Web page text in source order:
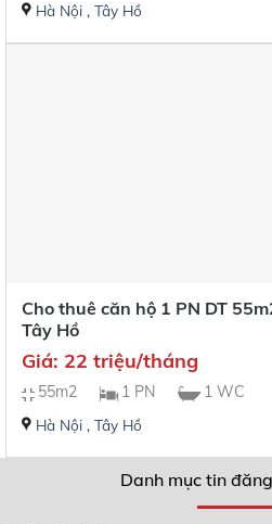
Hà Nội, Tây Hồ
Cho thuê căn hộ 1 PN DT
Tây Hồ
Giá: 22 triệu/tháng
55m2 1 PN 1 WC
Hà Nội, Tây Hồ
Danh mục tin